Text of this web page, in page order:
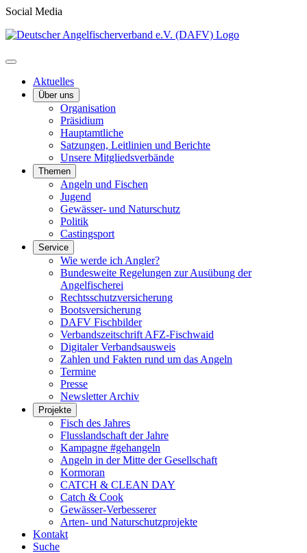
Social Media
Aktuelles
Über uns
Organisation
Präsidium
Hauptamtliche
Satzungen, Leitlinien und Berichte
Unsere Mitgliedsverbände
Themen
Angeln und Fischen
Jugend
Gewässer- und Naturschutz
Politik
Castingsport
Service
Wie werde ich Angler?
Bundesweite Regelungen zur Ausübung der
Angelfischerei
Rechtsschutzversicherung
Bootsversicherung
DAFV Fischbilder
Verbandszeitschrift AFZ-Fischwaid
Digitaler Verbandsausweis
Zahlen und Fakten rund um das Angeln
Termine
Presse
Newsletter Archiv
Projekte
Fisch des Jahres
Flusslandschaft der Jahre
Kampagne #gehangeln
Angeln in der Mitte der Gesellschaft
Kormoran
CATCH & CLEAN DAY
Catch & Cook
Gewässer-Verbesserer
Arten- und Naturschutzprojekte
Kontakt
Suche